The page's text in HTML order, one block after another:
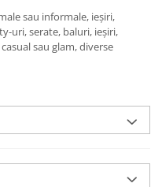
sau informale, ieșiri,
uri, serate, baluri, ieșiri,
sau glam, diverse